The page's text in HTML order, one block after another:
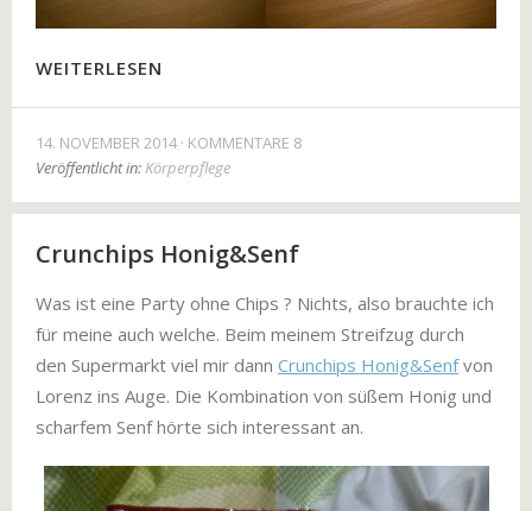
WEITERLESEN
14. NOVEMBER 2014 KOMMENTARE 8
Veröffentlicht in:Körperpflege
Crunchips Honig&Senf
Was ist eine Party ohne Chips ? Nichts, also brauchte ich
für meine auch welche. Beim meinem Streifzug durch
den Supermarkt viel mir dann Crunchips Honig&Senfvon
Lorenz ins Auge. Die Kombination von süßem Honig und
scharfem Senf hörte sich interessant an.